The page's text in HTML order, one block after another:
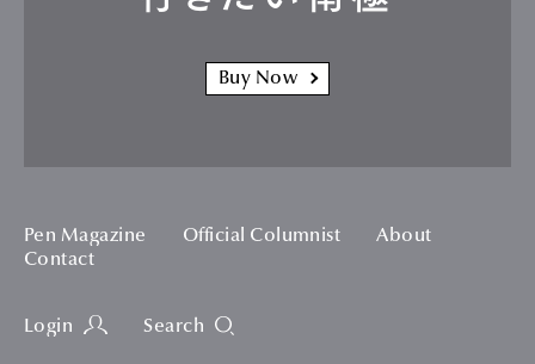
Buy Now
Pen Magazine Official Columnist
About
Contact
Login Search